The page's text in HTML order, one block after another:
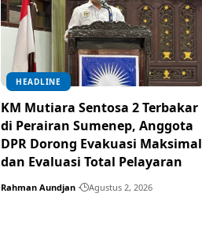
HEADLINE
KM Mutiara Sentosa 2 Terbakar
di Perairan Sumenep, Anggota
DPR Dorong Evakuasi Maksimal
dan Evaluasi Total Pelayaran
Rahman Aundjan Agustus 2, 2026